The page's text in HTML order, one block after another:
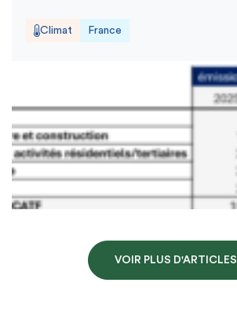
Climat France
VOIR PLUS D'ARTICLES